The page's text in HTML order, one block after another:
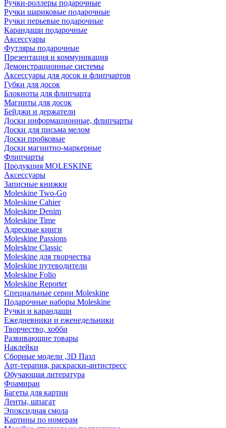
Ручки-роллеры подарочные
Ручки шариковые подарочные
Ручки перьевые подарочные
Карандаши подарочные
Аксессуары
Футляры подарочные
Презентация и коммуникация
Демонстрационные системы
Аксессуары для досок и флипчартов
Губки для досок
Блокноты для флипчарта
Магниты для досок
Бейджи и держатели
Доски информационные, флипчарты
Доски для письма мелом
Доски пробковые
Доски магнитно-маркерные
Флипчарты
Продукция MOLESKINE
Аксессуары
Записные книжки
Moleskine Two-Go
Moleskine Cahier
Moleskine Denim
Moleskine Time
Адресные книги
Moleskine Passions
Moleskine Classic
Moleskine для творчества
Moleskine путеводители
Moleskine Folio
Moleskine Reporter
Специальные серии Moleskine
Подарочные наборы Moleskine
Ручки и карандаши
Ежедневники и еженедельники
Творчество, хобби
Развивающие товары
Наклейки
Сборные модели ,3D Пазл
Арт-терапия, раскраски-антистресс
Обучающая литература
Фоамиран
Багеты для картин
Ленты, шпагат
Эпоксидная смола
Картины по номерам